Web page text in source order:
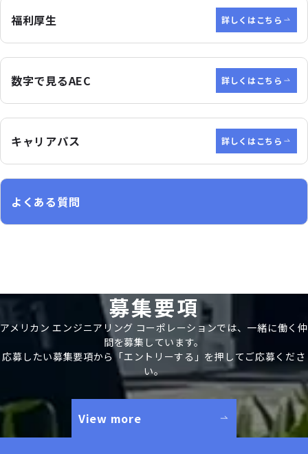
福利厚生 詳しくはこちら
数字で見るAEC 詳しくはこちら
キャリアパス 詳しくはこちら
よくある質問
募集要項
アメリカン エンジニアリング コーポレーションでは、一緒に働く仲
間を募集しています。
応募したい募集要項から「エントリーする」を押してご応募くださ
い。
View more